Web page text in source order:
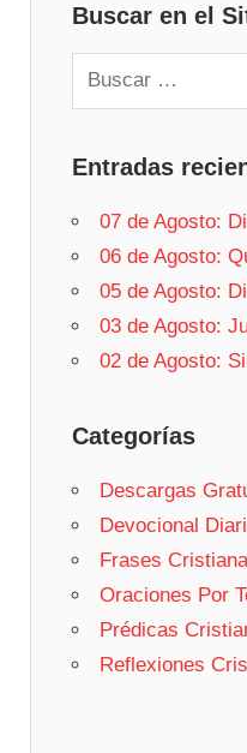
Buscar en el
Buscar:
Entradas
07 de Agosto:
06 de Agosto:
05 de Agosto:
03 de Agosto:
02 de Agosto:
Categorías
Descargas
Devocional
Frases
Oraciones Por
Prédicas
Reflexiones